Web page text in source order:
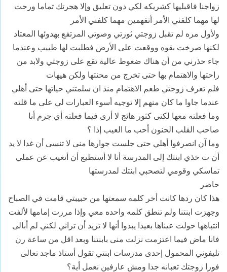
زواجنا فاقبليها كشريكه لكي دون تعليق وإلا هجرتك تماما ورحت
لها مهما كلفني الأمر أتفهمين مهما كلفني الأمر
ولأول مره لم تقبل زوجتي ثورتي وصوتي المرتفع بهدوئها المعتاد
لكنها صرخت بقوه ووقعت على الأرض فطلبت لها طبيب وعندما
جاء حذرني من أن هناك ضغوط عالية تقع على زوجتي ولابد من
راحتها والاهتمام بها حتى تخرج من محنتها ولكن هيهات
فلم تعرف زوجتي طعم الاهتمام منذ ان سلمتني حياتها حتى أهلي
عندما جاوا ما كان منهم إلا توجيه أسوء العبارات لي على ما قلته
وما فعلته معها لكنى كثور هائج لا أرى فيما فعلته أي جرم أنا
صاحب القلب الحنون أحب ما العيب إذا ؟
وما آن انصرفوا أهلي حتى جلست جوارها منى لا تنسى أن غدا لا يد
أن ت خذي ابنتك إلى المدرسة أنا لا أستطيع أن أتغيب عن عملي
تماسكي وقومي لتصحبي ابنتك لمدرستها
حاضر
هذا كان ردها كانت أخر كلمه سمعتها من حبيبتي قامت في الصباح
وجهزت ابنتنا ولم تنطق كلمه واحده معي وإذا مررت إمامها لألفت
انتباهها حولت عيناها بعيدا يبدوا أنها لا تريد أن تراني لكني لم أبالى
فانا ماض فيما اعتزمت نزلت منى بابنتنا وبعد اقل من ساعة رن
تليفوني المحمول إحدى مدرسات ابنتي تقول أستاذ ماجد تعالى
فورا زوجتك تعبانه جدا ومش عارفين نعمل أية؟